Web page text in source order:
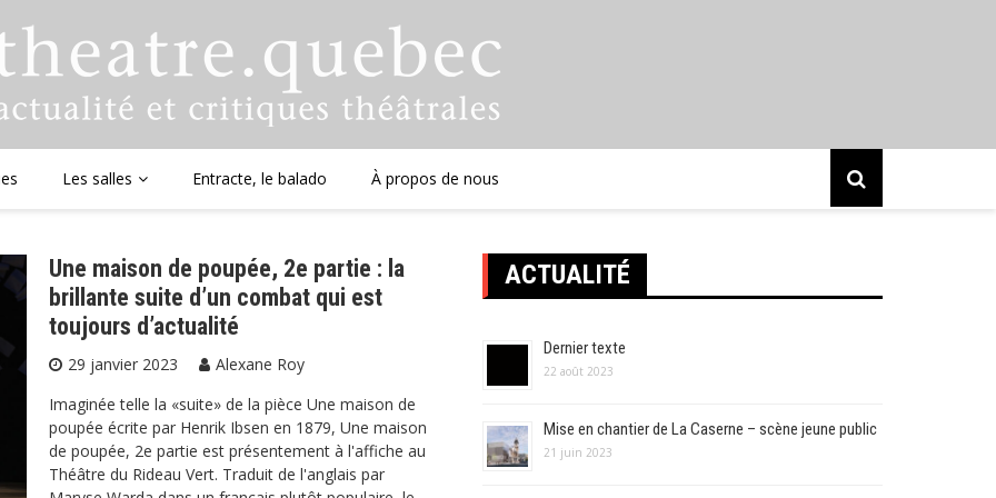
Les salles Entracte, le balado À propos de nous
Une maison de poupée, 2e partie : la
brillante suite d’un combat qui est
toujours d’actualité
29 janvier 2023
Alexane Roy
Imaginée telle la «suite» de la pièce Une maison de
poupée écrite par Henrik Ibsen en 1879, Une maison
de poupée, 2e partie est présentement à l'affiche au
Théâtre du Rideau Vert. Traduit de l'anglais par
ACTUALITÉ
Dernier texte
22 août 2023
Mise en chantier de La Caserne – scène jeune public
21 juin 2023